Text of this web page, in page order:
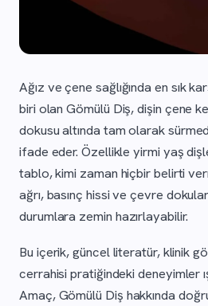
Ağız ve çene sağlığında en sık
biri olan Gömülü Diş, dişin çene
dokusu altında tam olarak
ifade eder. Özellikle yirmi yaş
tablo, kimi zaman hiçbir belirti
ağrı, basınç hissi ve çevre
durumlara zemin hazırlayabilir.
Bu içerik, güncel literatür, klinik
cerrahisi pratiğindeki deneyimler
Amaç, Gömülü Diş hakkında